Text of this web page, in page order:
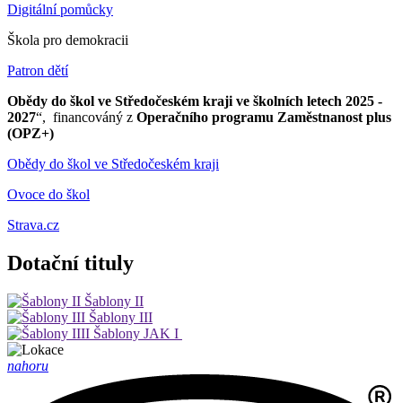
Digitální pomůcky
Škola pro demokracii
Patron dětí
Obědy do škol ve Středočeském kraji ve školních letech 2025 -
2027“, financováný z Operačního programu Zaměstnanost plus
(OPZ+)
Obědy do škol ve Středočeském kraji
Ovoce do škol
Strava.cz
Dotační tituly
Šablony II
Šablony III
Šablony JAK I
nahoru